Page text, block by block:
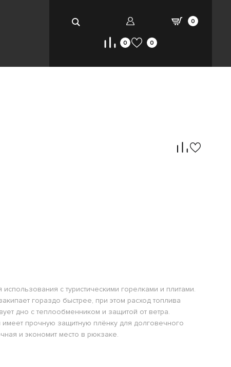
0
0 0
с туристическими горелками и плитами.
гораздо быстрее, при этом расход топлива
дно с теплообменником и защитой от ветра.
прочную защитную плёнку для долговечного
и экономит место в рюкзаке.